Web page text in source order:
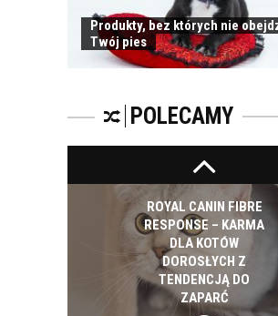
Produkty, bez których nie
Twój pies
POLECAMY
WAKACYJNY WYJAZD
ROYAL CANIN FIBRE
RESPONSE – KARMA
DLA KOTÓW
DOROSŁYCH Z
TENDENCJĄ DO
ZAPARĆ